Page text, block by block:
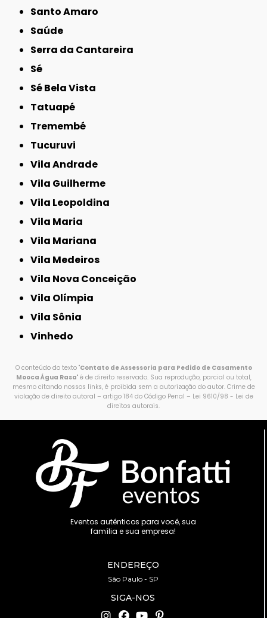
Santo Amaro
Saúde
Serra da Cantareira
Sé
Sé Bela Vista
Tatuapé
Tremembé
Tucuruvi
Vila Andrade
Vila Guilherme
Vila Leopoldina
Vila Maria
Vila Mariana
Vila Medeiros
Vila Nova Conceição
Vila Olímpia
Vila Sônia
Vinhedo
O conteúdo do texto "Contato de Assessoria para Pedido de Casamento
Mooca Água Rasa" é de direito reservado. Sua reprodução, parcial ou total,
mesmo citando nossos links, é proibida sem a autorização do autor. Crime de
violação de direito autoral – artigo 184 do Código Penal – Lei 9610/98 - Lei de
direitos autorais.
Eventos autênticos para você, sua
família e sua empresa!
ENDEREÇO
São Paulo - SP
SIGA-NOS